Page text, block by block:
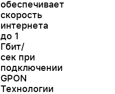
обеспечивает
скорость
интернета
до 1
Гбит/
сек при
подключении
GPON
Технологии